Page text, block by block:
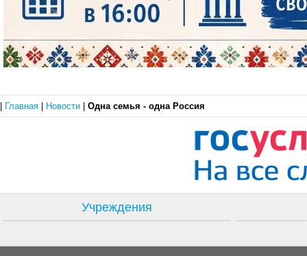
Главная Новости Одна семья - одна Россия
Учреждения